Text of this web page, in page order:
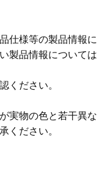
仕様等の製品情報に
製品情報については
ください。
実物の色と若干異な
ください。